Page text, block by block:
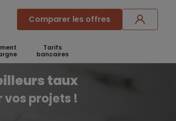
Comparer les offres
Tarifs
bancaires
taux
vos projets !